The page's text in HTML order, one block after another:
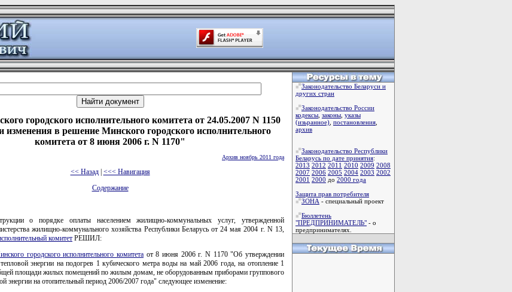
городского исполнительного комитета от 24.05.2007 N 1150
изменения в решение Минского городского исполнительного
комитета от 8 июня 2006 г. N 1170"
Архив ноябрь 2011 года
<< Назад| <<< Навигация
Содержание
о порядке оплаты населением жилищно-коммунальных услуг, утвержденной
жилищно-коммунального хозяйства Республики Беларусь от 24 мая 2004 г. N 13,
комитет РЕШИЛ:
городского исполнительного комитета от 8 июня 2006 г. N 1170 "Об утверждении
энергии на подогрев 1 кубического метра воды на май 2006 года, на отопление 1
площади жилых помещений по жилым домам, не оборудованным приборами группового
энергии на отопительный период 2006/2007 года" следующее изменение:
Законодательство Беларуси и
других стран
Законодательство России
кодексы законы указы
(изьранное) постановления
архив
Законодательство Республики
Беларусь по дате принятия:
2013 2012 2011 2010 2009 2008
2007 2006 2005 2004 2003 2002
2001 2000 до 2000 года
Защита прав потребителя
ЗОНА - специальный проект
Бюллетень
"ПРЕДПРИНИМАТЕЛЬ" - о
предпринимателях.